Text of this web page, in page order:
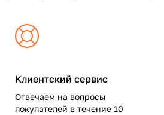
Клиентский сервис
Отвечаем на вопросы
покупателей в течение 10